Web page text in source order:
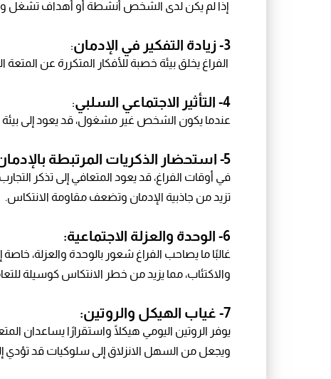
إذا لم يكن لدى الشخص أنشطة أو أهداف تشغل
3- زيادة التفكير في الإدمان :
الفراغ يخلق بيئة خصبة للأفكار المتكررة عن
4- التأثير الاجتماعي السلبي :
عندما يكون الشخص غير مشغول، قد يعود إلى بيئة
5- استحضار الذكريات المرتبطة بالإدمان:
في أوقات الفراغ، قد يعود المتعافي إلى تذكر
تزيد من جاذبية الإدمان وتضعف مقاومة الانتكاس.
6- الوحدة والعزلة الاجتماعية:
غالبًا ما يصاحب الفراغ شعور بالوحدة والعزلة،
والاكتئاب، مما يزيد من خطر الانتكاس كوسيلة
7- غياب الهيكل والروتين:
يوفر الروتين اليومي هيكلًا واستقرارًا يساعدان
ويجعل من السهل الانزلاق إلى سلوكيات قد تؤدي